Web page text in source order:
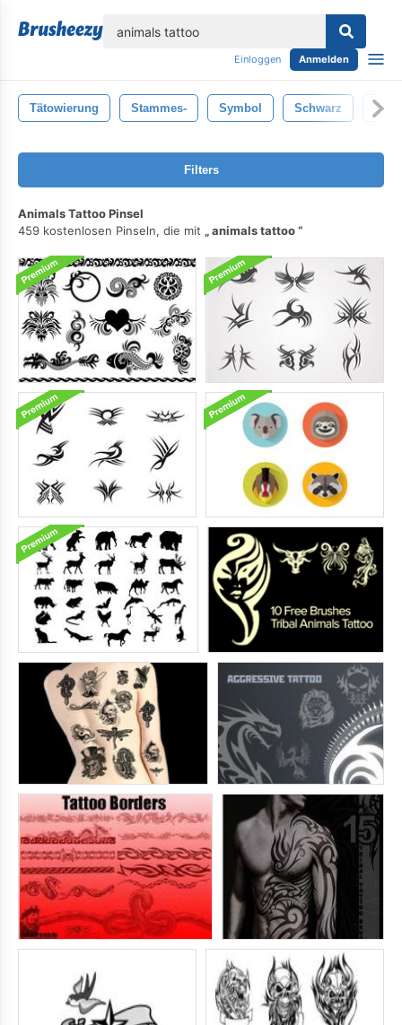
Einloggen Anmelden
Tätowierung Stammes- Symbol Schwarz
Filters
Animals Tattoo Pinsel
459 kostenlosen Pinseln, die mit
animals tattoo